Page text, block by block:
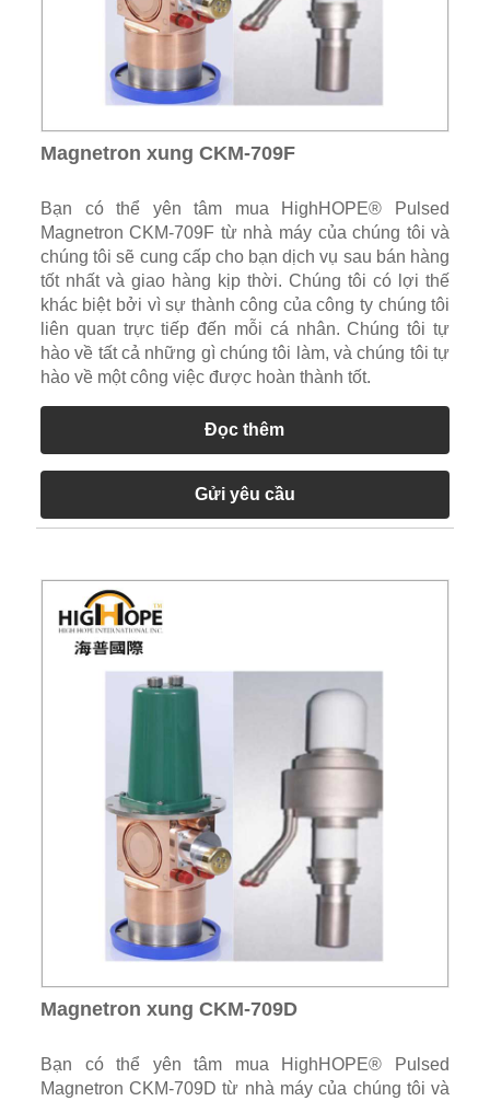
Magnetron xung CKM-709F
Bạn có thể yên tâm mua HighHOPE® Pulsed
Magnetron CKM-709F từ nhà máy của chúng tôi và
chúng tôi sẽ cung cấp cho bạn dịch vụ sau bán hàng
tốt nhất và giao hàng kịp thời. Chúng tôi có lợi thế
khác biệt bởi vì sự thành công của công ty chúng tôi
liên quan trực tiếp đến mỗi cá nhân. Chúng tôi tự
hào về tất cả những gì chúng tôi làm, và chúng tôi tự
hào về một công việc được hoàn thành tốt.
Đọc thêm
Gửi yêu cầu
Magnetron xung CKM-709D
Bạn có thể yên tâm mua HighHOPE® Pulsed
Magnetron CKM-709D từ nhà máy của chúng tôi và